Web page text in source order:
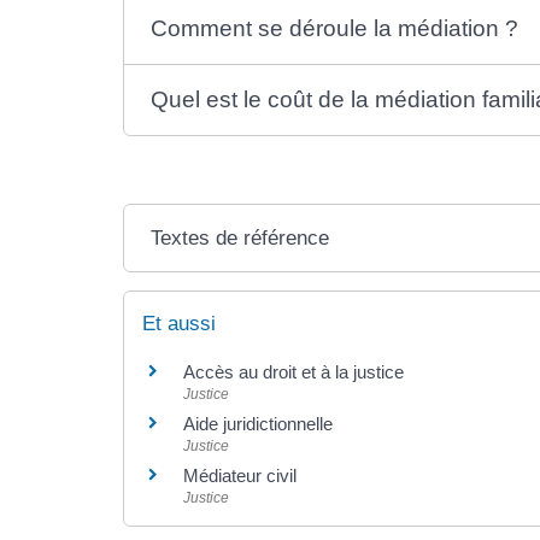
Comment se déroule la médiation ?
Quel est le coût de la médiation
Textes de référence
Et aussi
Accès au droit et à la justice
Justice
Aide juridictionnelle
Justice
Médiateur civil
Justice